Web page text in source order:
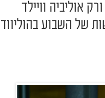
אוליביה וויילד
של השבוע בהוליווד